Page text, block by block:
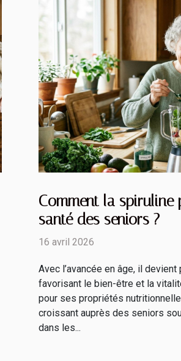
Comment la spiruline
santé des seniors ?
16 avril 2026
Avec l’avancée en âge, il
favorisant le bien-être et la
pour ses propriétés
croissant auprès des seniors
dans les...